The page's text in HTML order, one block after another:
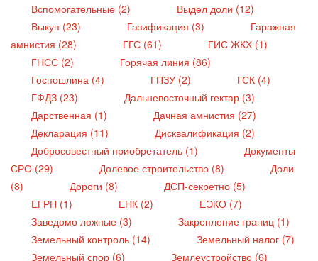
Вспомогательные (2)
Выдел доли (12)
Выкуп (23)
Газификация (3)
Гаражная
амнистия (28)
ГГС (61)
ГИС ЖКХ (1)
ГНСС (2)
Горячая линия (86)
Госпошлина (4)
ГПЗУ (2)
ГСК (4)
ГФДЗ (23)
Дальневосточный гектар (3)
Дарственная (1)
Дачная амнистия (27)
Декларация (11)
Дисквалификация (2)
Добросовестный приобретатель (1)
Документы
СРО (29)
Долевое строительство (8)
Доли
(8)
Дороги (8)
ДСП-секретно (5)
ЕГРН (1)
ЕНК (2)
ЕЭКО (7)
Заведомо ложные (3)
Закрепление границ (1)
Земельный контроль (14)
Земельный налог (7)
Земельный спор (6)
Землеустройство (6)